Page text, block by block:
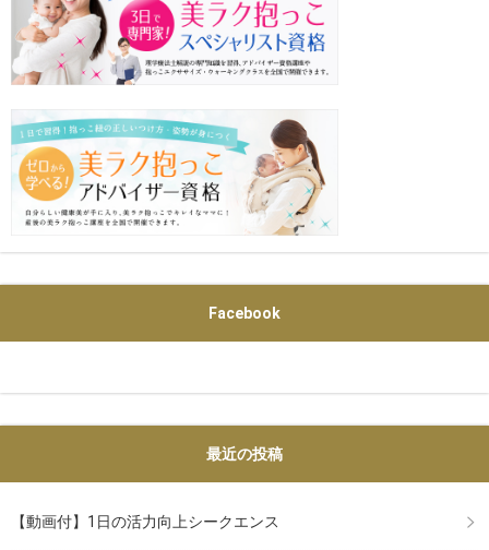
Facebook
最近の投稿
【動画付】1日の活力向上シークエンス